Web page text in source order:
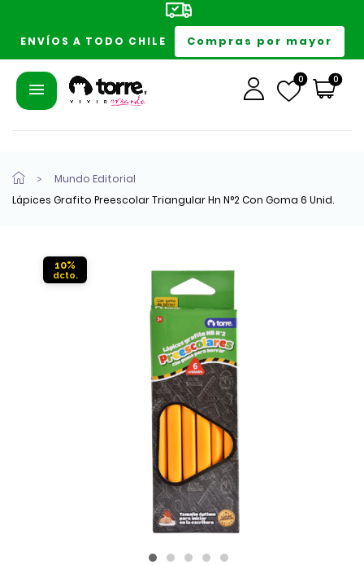
ENVÍOS A TODO CHILE Compras por mayor
0 0
Mundo Editorial
Lápices Grafito Preescolar Triangular Hn N°2 Con Goma 6 Unid.
10%